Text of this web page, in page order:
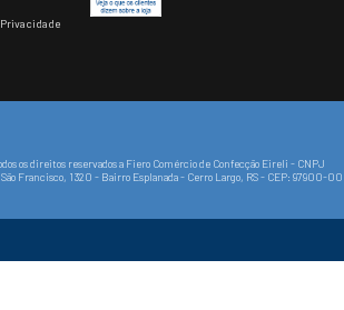
os direitos reservados a Fiero Comércio de Confecção Eireli - CNPJ
Francisco, 1320 - Bairro Esplanada - Cerro Largo, RS - CEP: 97900-